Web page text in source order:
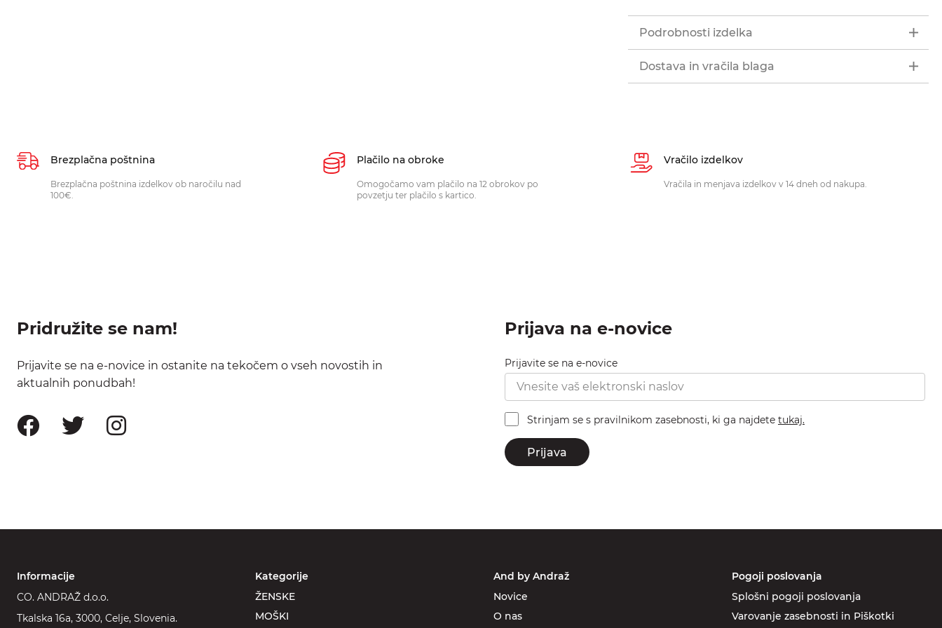
Podrobnosti izdelka
Dostava in vračila blaga
Brezplačna poštnina
Brezplačna poštnina izdelkov ob naročilu nad
100€.
Plačilo na obroke
Omogočamo vam plačilo na 12 obrokov po
povzetju ter plačilo s kartico.
Vračilo izdelkov
Vračila in menjava izdelkov v 14 dneh od nakupa.
Pridružite se nam!
Prijavite se na e-novice in ostanite na tekočem o vseh novostih in
aktualnih ponudbah!
Prijava na e-novice
Prijavite se na e-novice
Strinjam se s pravilnikom zasebnosti, ki ga najdete tukaj.
Prijava
Informacije
CO. ANDRAŽ d.o.o.
Tkalska 16a, 3000, Celje, Slovenia.
Kategorije
ŽENSKE
MOŠKI
And by Andraž
Novice
O nas
Pogoji poslovanja
Splošni pogoji poslovanja
Varovanje zasebnosti in Piškotki